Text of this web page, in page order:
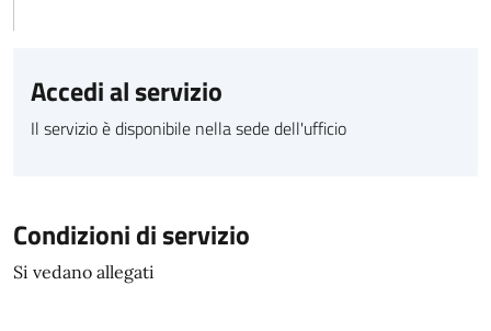
Accedi al servizio
Il servizio è disponibile nella sede dell'ufficio
Condizioni di servizio
Si vedano allegati